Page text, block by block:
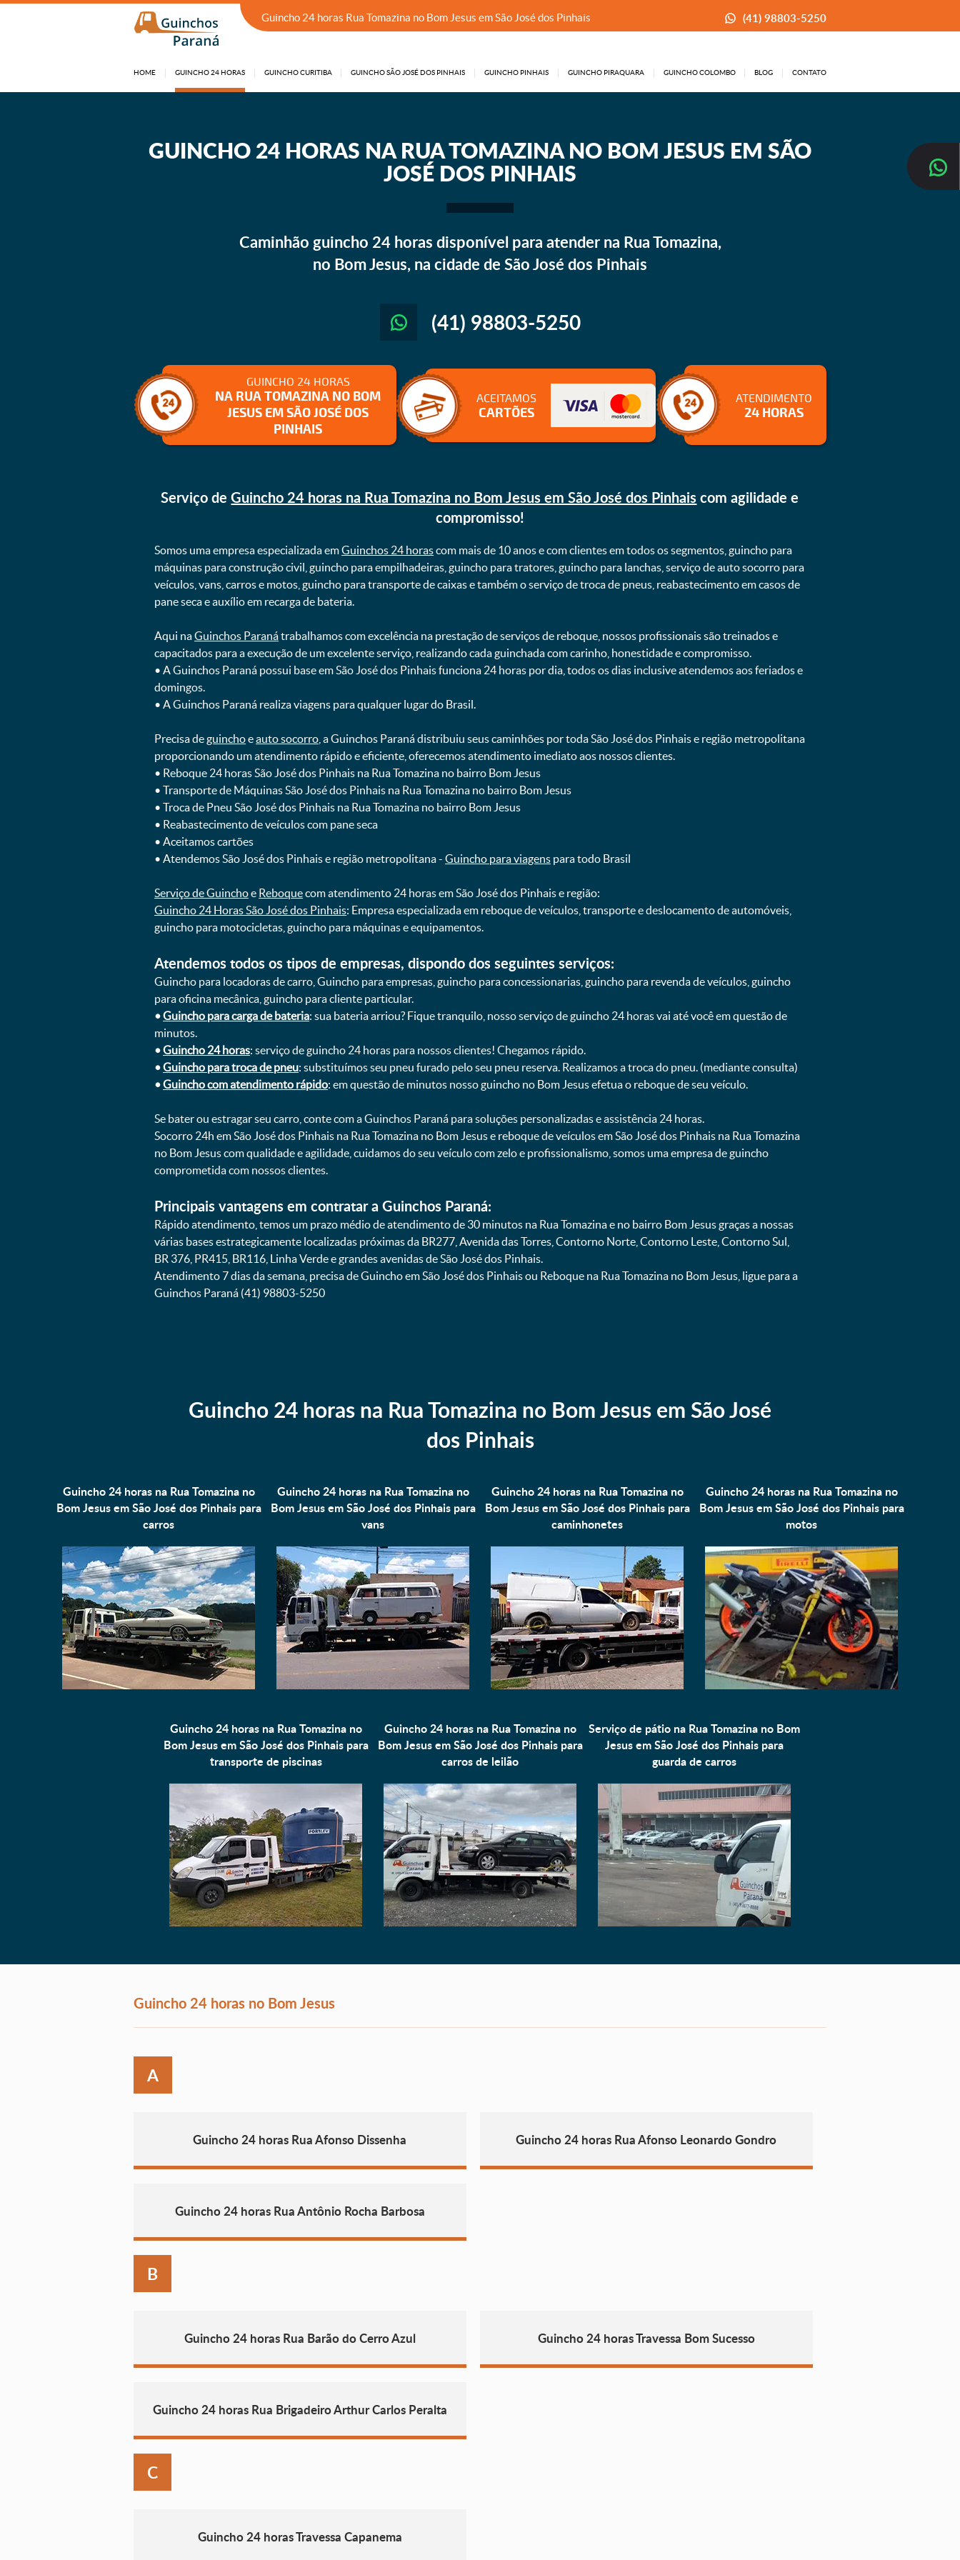
Guincho 24 horas Rua Tomazina no Bom Jesus em São José dos Pinhais (41) 98803-5250
HOME GUINCHO 24 HORAS GUINCHO CURITIBA GUINCHO SÃO JOSÉ DOS PINHAIS GUINCHO PINHAIS GUINCHO PIRAQUARA GUINCHO COLOMBO BLOG CONTATO
GUINCHO 24 HORAS NA RUA TOMAZINA NO BOM JESUS EM SÃO
JOSÉ DOS PINHAIS
Caminhão guincho 24 horas disponível para atender na Rua Tomazina,
no Bom Jesus, na cidade de São José dos Pinhais
(41) 98803-5250
GUINCHO 24 HORAS
NA RUA TOMAZINA NO BOM
JESUS EM SÃO JOSÉ DOS
PINHAIS
ACEITAMOS
CARTÕES
ATENDIMENTO
24 HORAS
Serviço deGuincho 24 horas na Rua Tomazina no Bom Jesus em São José dos Pinhaiscom agilidade e
compromisso!
Somos uma empresa especializada emGuinchos 24 horascom mais de 10 anos e com clientes em todos os segmentos, guincho para
máquinas para construção civil, guincho para empilhadeiras, guincho para tratores, guincho para lanchas, serviço de auto socorro para
veículos, vans, carros e motos, guincho para transporte de caixas e também o serviço de troca de pneus, reabastecimento em casos de
pane seca e auxílio em recarga de bateria. ㅤㅤ
Aqui naGuinchos Paranátrabalhamos com excelência na prestação de serviços de reboque, nossos profissionais são treinados e
capacitados para a execução de um excelente serviço, realizando cada guinchada com carinho, honestidade e compromisso.
ㅤㅤ• A Guinchos Paraná possui base em São José dos Pinhais funciona 24 horas por dia, todos os dias inclusive atendemos aos feriados e
domingos.
ㅤㅤ• A Guinchos Paraná realiza viagens para qualquer lugar do Brasil.
Precisa deguinchoeauto socorro , a Guinchos Paraná distribuiu seus caminhões por toda São José dos Pinhais e região metropolitana
proporcionando um atendimento rápido e eficiente, oferecemos atendimento imediato aos nossos clientes.
ㅤㅤ• Reboque 24 horas São José dos Pinhais na Rua Tomazina no bairro Bom Jesus
ㅤㅤ• Transporte de Máquinas São José dos Pinhais na Rua Tomazina no bairro Bom Jesus
ㅤㅤ• Troca de Pneu São José dos Pinhais na Rua Tomazina no bairro Bom Jesus
ㅤㅤ• Reabastecimento de veículos com pane seca
ㅤㅤ• Aceitamos cartões
ㅤㅤ• Atendemos São José dos Pinhais e região metropolitana -Guincho para viagens para todo Brasil
Serviço de Guinchoe Reboquecom atendimento 24 horas em São José dos Pinhais e região:
Guincho 24 Horas São José dos Pinhais: Empresa especializada em reboque de veículos, transporte e deslocamento de automóveis,
guincho para motocicletas, guincho para máquinas e equipamentos.
Atendemos todos os tipos de empresas, dispondo dos seguintes serviços:
Guincho para locadoras de carro, Guincho para empresas, guincho para concessionarias, guincho para revenda de veículos, guincho
para oficina mecânica, guincho para cliente particular.
•Guincho para carga de bateria: sua bateria arriou? Fique tranquilo, nosso serviço de guincho 24 horas vai até você em questão de
minutos.
•Guincho 24 horas: serviço de guincho 24 horas para nossos clientes! Chegamos rápido.
•Guincho para troca de pneu: substituímos seu pneu furado pelo seu pneu reserva. Realizamos a troca do pneu. (mediante consulta)
•Guincho com atendimento rápido: em questão de minutos nosso guincho no Bom Jesus efetua o reboque de seu veículo.
Se bater ou estragar seu carro, conte com a Guinchos Paraná para soluções personalizadas e assistência 24 horas.
Socorro 24h em São José dos Pinhais na Rua Tomazina no Bom Jesus e reboque de veículos em São José dos Pinhais na Rua Tomazina
no Bom Jesus com qualidade e agilidade, cuidamos do seu veículo com zelo e profissionalismo, somos uma empresa de guincho
comprometida com nossos clientes.
Principais vantagens em contratar a Guinchos Paraná:
Rápido atendimento, temos um prazo médio de atendimento de 30 minutos na Rua Tomazina e no bairro Bom Jesus graças a nossas
várias bases estrategicamente localizadas próximas da BR277, Avenida das Torres, Contorno Norte, Contorno Leste, Contorno Sul,
BR 376, PR415, BR116, Linha Verde e grandes avenidas de São José dos Pinhais.
Atendimento 7 dias da semana, precisa de Guincho em São José dos Pinhais ou Reboque na Rua Tomazina no Bom Jesus, ligue para a
Guinchos Paraná (41) 98803-5250
Guincho 24 horas na Rua Tomazina no Bom Jesus em São José
dos Pinhais
Guincho 24 horas na Rua Tomazina no
Bom Jesus em São José dos Pinhais para
carros
Guincho 24 horas na Rua Tomazina no
Bom Jesus em São José dos Pinhais para
vans
Guincho 24 horas na Rua Tomazina no
Bom Jesus em São José dos Pinhais para
caminhonetes
Guincho 24 horas na Rua Tomazina no
Bom Jesus em São José dos Pinhais para
motos
Guincho 24 horas na Rua Tomazina no
Bom Jesus em São José dos Pinhais para
transporte de piscinas
Guincho 24 horas na Rua Tomazina no
Bom Jesus em São José dos Pinhais para
carros de leilão
Serviço de pátio na Rua Tomazina no Bom
Jesus em São José dos Pinhais para
guarda de carros
Guincho 24 horas no Bom Jesus
A
Guincho 24 horas Rua Afonso Dissenha Guincho 24 horas Rua Afonso Leonardo Gondro
Guincho 24 horas Rua Antônio Rocha Barbosa
B
Guincho 24 horas Rua Barão do Cerro Azul Guincho 24 horas Travessa Bom Sucesso
Guincho 24 horas Rua Brigadeiro Arthur Carlos Peralta
C
Guincho 24 horas Travessa Capanema